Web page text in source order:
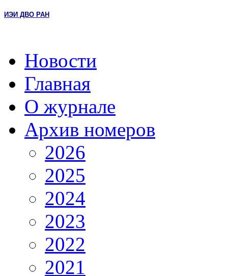
ИЭИ ДВО РАН
Новости
Главная
О журнале
Архив номеров
2026
2025
2024
2023
2022
2021